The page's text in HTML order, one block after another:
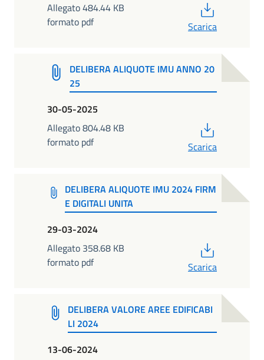
Allegato 484.44 KB
formato pdf
Scarica
DELIBERA ALIQUOTE IMU ANNO 20
25
30-05-2025
Allegato 804.48 KB
formato pdf
Scarica
DELIBERA ALIQUOTE IMU 2024 FIRM
E DIGITALI UNITA
29-03-2024
Allegato 358.68 KB
formato pdf
Scarica
DELIBERA VALORE AREE EDIFICABI
LI 2024
13-06-2024